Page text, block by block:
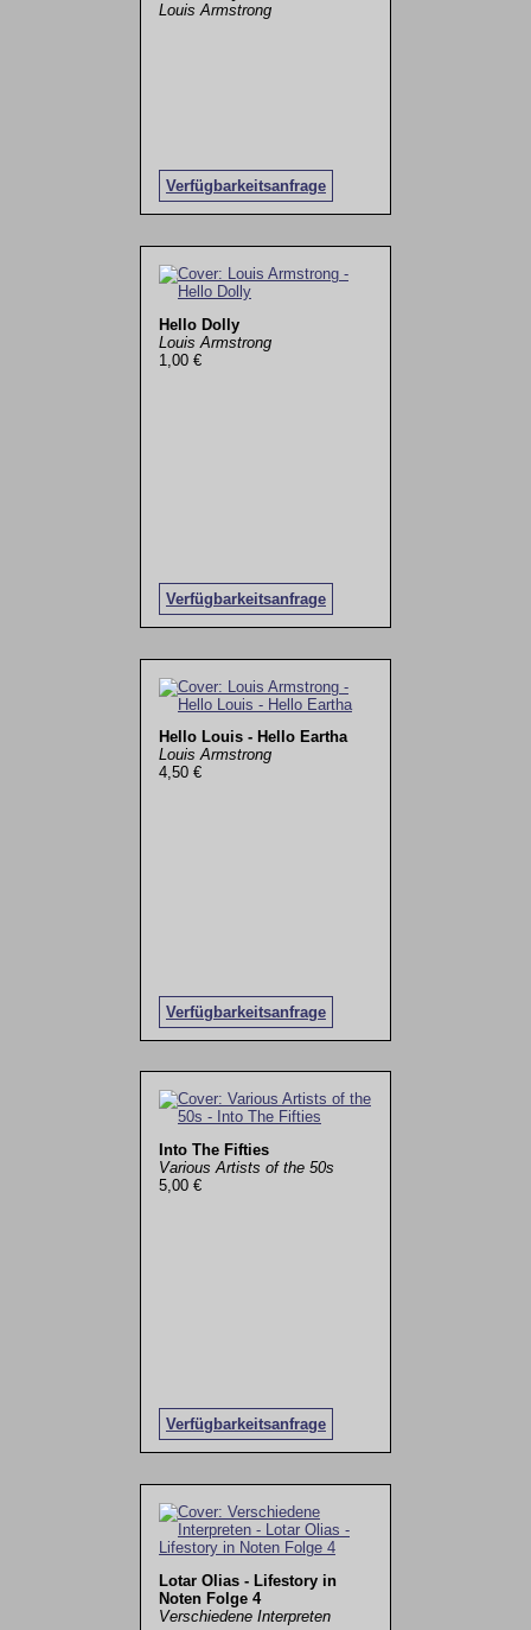
Louis Armstrong
Verfügbarkeitsanfrage
Hello Dolly
Louis Armstrong
1,00 €
Verfügbarkeitsanfrage
Hello Louis - Hello Eartha
Louis Armstrong
4,50 €
Verfügbarkeitsanfrage
Into The Fifties
Various Artists of the 50s
5,00 €
Verfügbarkeitsanfrage
Lotar Olias - Lifestory in
Noten Folge 4
Verschiedene Interpreten